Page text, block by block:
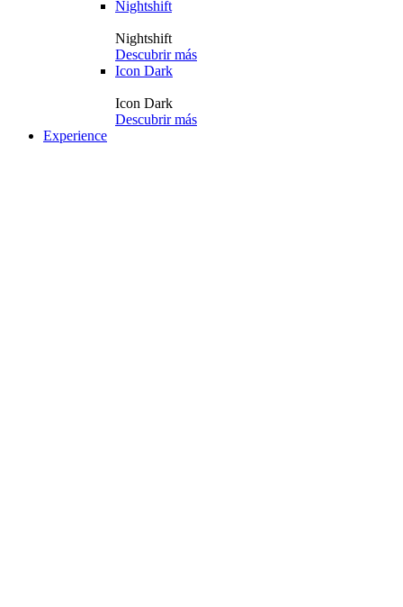
Nightshift
Nightshift
Descubrir más
Icon Dark
Icon Dark
Descubrir más
Experience